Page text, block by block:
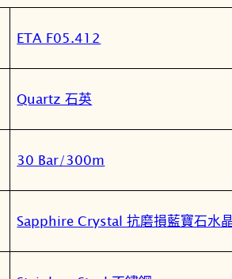
ETA F05.412
Quartz 石英
30 Bar/300m
Sapphire Crystal 抗磨損藍寶石水